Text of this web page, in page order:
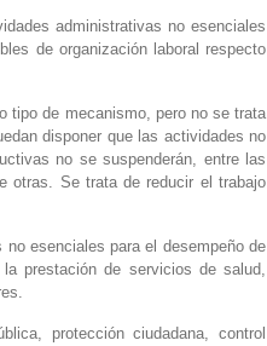
administrativas no esenciales
de organización laboral respecto
tipo de mecanismo, pero no se trata
disponer que las actividades no
no se suspenderán, entre las
otras. Se trata de reducir el trabajo
esenciales para el desempeño de
prestación de servicios de salud,
protección ciudadana, control